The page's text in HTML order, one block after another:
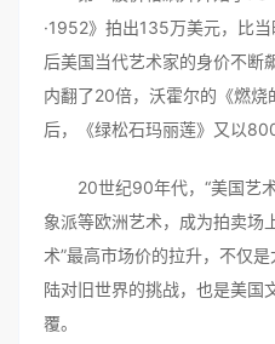
·1952》拍出135万美元，比
后美国当代艺术家的身价不断
内翻了20倍，沃霍尔的《燃烧
后，《绿松石玛丽莲》又以
20世纪90年代，“美国艺术
象派等欧洲艺术，成为拍卖场
术”最高市场价的拉升，不仅
陆对旧世界的挑战，也是美国
覆。